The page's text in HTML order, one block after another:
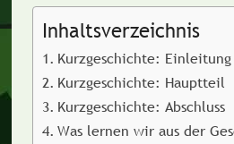
Inhaltsverzeichnis
Kurzgeschichte: Einleitung
Kurzgeschichte: Hauptteil
Kurzgeschichte: Abschluss
Was lernen wir aus der